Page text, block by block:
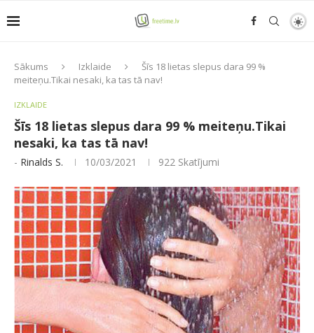
Sākums Izklaide
Šīs 18 lietas slepus dara 99 %
meiteņu.Tikai nesaki, ka tas tā nav!
IZKLAIDE
Šīs 18 lietas slepus dara 99 % meiteņu.Tikai
nesaki, ka tas tā nav!
- Rinalds S. 10/03/2021 922 Skatījumi